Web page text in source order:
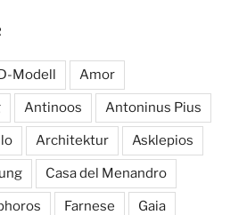
Modell Amor
Antinoos Antoninus Pius
Architektur Asklepios
Casa del Menandro
Farnese Gaia